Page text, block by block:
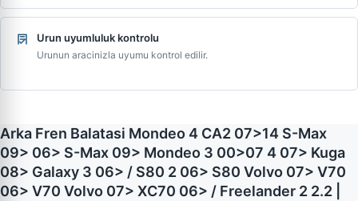
Urun uyumluluk kontrolu
Urunun aracinizla uyumu kontrol edilir.
Arka Fren Balatasi Mondeo 4 CA2 07>14 S-Max
09> 06> S-Max 09> Mondeo 3 00>07 4 07> Kuga
08> Galaxy 3 06> / S80 2 06> S80 Volvo 07> V70
06> V70 Volvo 07> XC70 06> / Freelander 2 2.2 |